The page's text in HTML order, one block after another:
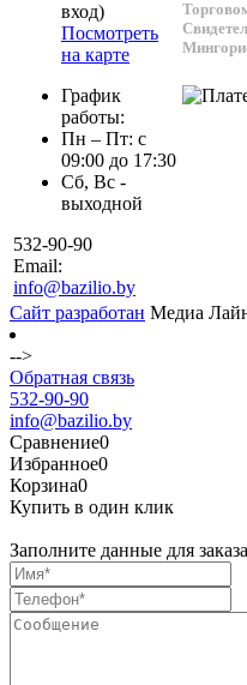
вход)
Посмотреть
на карте
График
работы:
Пн – Пт: с
09:00 до 17:30
Сб, Вс -
выходной
532-90-90
Email:
info@bazilio.by
Сайт разработан Медиа
-->
Обратная связь
532-90-90
info@bazilio.by
Сравнение0
Избранное0
Корзина0
Купить в один клик
Заполните данные для заказа